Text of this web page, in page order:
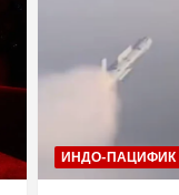
ИНДО-ПАЦИФИК